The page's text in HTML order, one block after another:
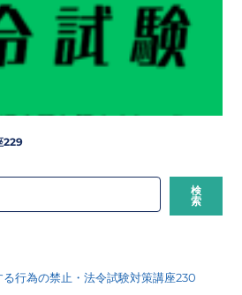
229
検
索
行為の禁止・法令試験対策講座230